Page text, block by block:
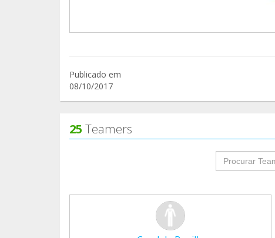
Publicado em
08/10/2017
25 Teamers